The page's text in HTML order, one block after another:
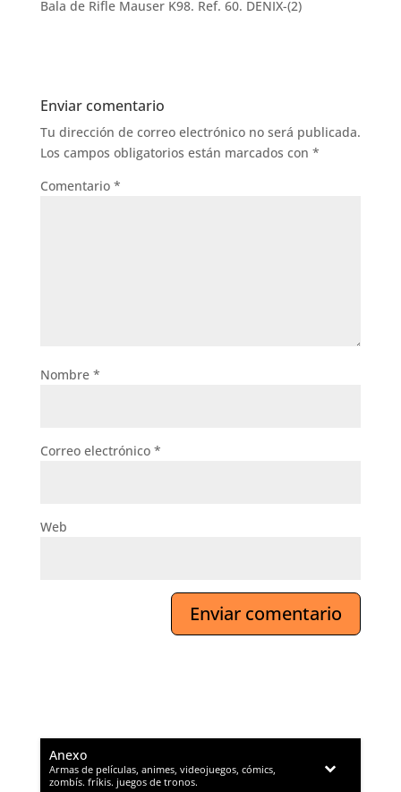
Bala de Rifle Mauser K98. Ref. 60. DENIX-(2)
Enviar comentario
Tu dirección de correo electrónico no será publicada.
Los campos obligatorios están marcados con *
Comentario *
Nombre *
Correo electrónico *
Web
Anexo
–
Armas de películas, animes, videojuegos, cómics,
zombís. fríkis. juegos de tronos.